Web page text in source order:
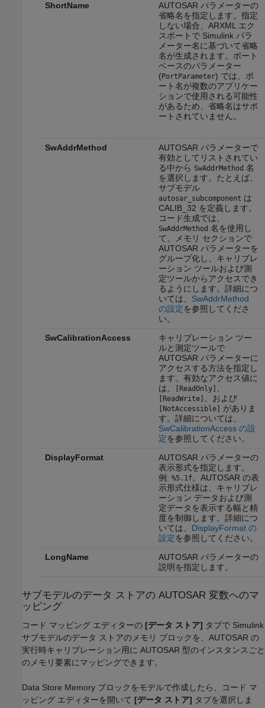
ShortName
AUTOSAR パラメーターの
省略名を指定します。指定
しない場合、ARXML エク
スポートで Simulink パラ
メーター名に基づいて省略
名が生成されます。ポート
ベースのパラメーター
(PortParameter) では、ポ
ート名が複数のアプリケー
ションで使用される可能性
があるため、省略名はサポ
ートされていません。
SwAddrMethod
AUTOSAR パラメーターで
有効としてリストされてい
る中から SwAddrMethod 名
を選択します。たとえば、
サブモデル
autosar_subcomponent は
CALIB_32 を定義します。
コード生成では、
SwAddrMethod 名を使用し
て、メモリ セクションで
AUTOSAR パラメーターを
グループ化し、キャリブレ
ーション ツールおよび測
定ツールからアクセスでき
るようにします。詳細につ
いては、 SwAddrMethod
の設定を参照してくださ
い。
SwCalibrationAccess
キャリブレーション ツー
ルと測定ツールで
AUTOSAR パラメーターに
アクセスする方法を指定し
ます。有効なアクセス値に
は、
[ReadOnly] 、
[ReadWrite] 、および
[NotAccessible]
がありま
す。詳細については、
SwCalibrationAccess の設
定を参照してください。
DisplayFormat
AUTOSAR パラメーターの
表示形式を指定します。
例: %5.1f。AUTOSAR の表
示形式仕様は、キャリブレ
ーション データおよび測
定データを表示する幅と精
度を制御します。詳細につ
いては、 DisplayFormat の
設定を参照してください。
LongName
AUTOSAR パラメーターの
説明を指定します。
サブモデルのデータ ストアの AUTOSAR 変数へのマ
ッピング
コード マッピング エディターの [データ ストア] タブで Simulink
サブモデルのデータ ストアのメモリ ブロックを、AUTOSAR の
実行時キャリブレーション用に AUTOSAR 型のインスタンスごと
のメモリ要素にマッピングできます。
Data Store Memory ブロックをモデルで作成したら、コード マ
ッピング エディターを開いて [データ ストア] タブを選択しま